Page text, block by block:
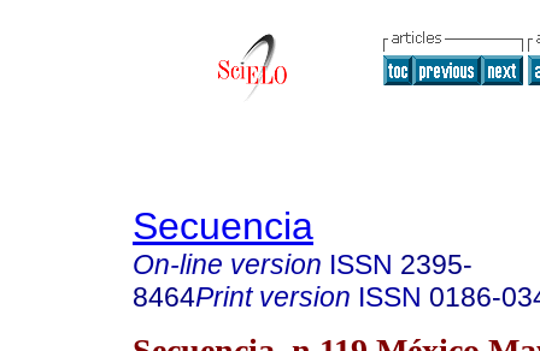
Secuencia
On-line version ISSN 2395-
8464Print version ISSN 0186-